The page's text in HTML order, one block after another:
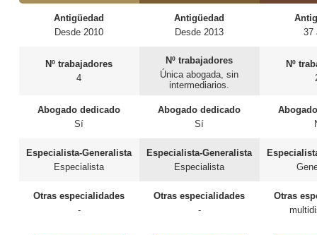
Antigüedad
Desde 2010
Nº trabajadores
4
Abogado dedicado
Sí
Especialista-Generalista
Especialista
Otras especialidades
-
Antigüedad
Desde 2013
Nº trabajadores
Única abogada, sin
intermediarios.
Abogado dedicado
Sí
Especialista-Generalista
Especialista
Otras especialidades
-
37
Nº
Otras